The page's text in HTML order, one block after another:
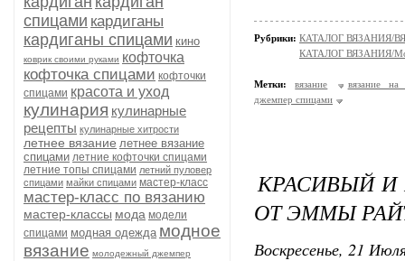
спицами кардиганы
кардиганы спицами кино
коврик своими руками кофточка
кофточка спицами кофточки
спицами красота и уход
кулинария кулинарные
рецепты кулинарные хитрости
летнее вязание летнее вязание
спицами летние кофточки спицами
летние топы спицами летний пуловер
спицами майки спицами мастер-класс
мастер-класс по вязанию
мастер-классы мода модели
спицами модная одежда модное
вязание молодежный джемпер
Рубрики: КАТАЛОГ ВЯЗАНИЯ/
КАТАЛОГ ВЯЗАНИЯ/
Метки: вязание
вязание на
джемпер спицами
КРАСИВЫЙ
ОТ ЭММЫ
Воскресенье, 21